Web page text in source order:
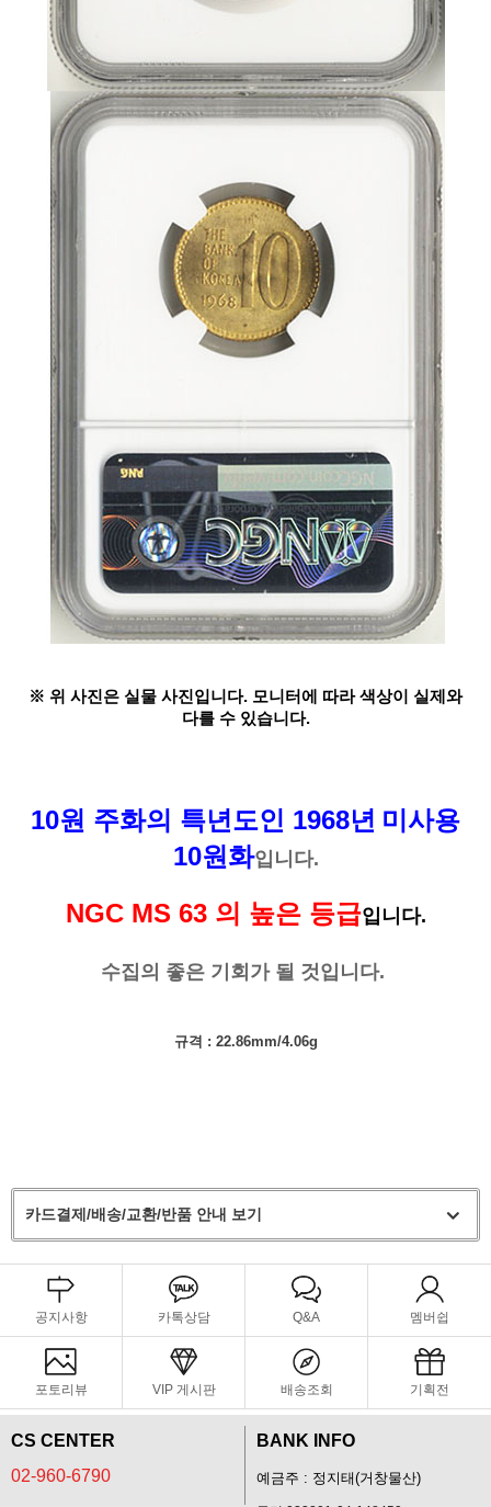
※ 위 사진은 실물 사진입니다. 모니터에 따라 색상이 실제와
다를 수 있습니다.
10원 주화의 특년도인 1968년 미사용
10원화입니다.
NGC MS 63 의 높은 등급입니다.
수집의 좋은 기회가 될 것입니다.
규격 : 22.86mm/4.06g
카드결제/배송/교환/반품 안내 보기
공지사항 카톡상담 Q&A 멤버쉽
포토리뷰 VIP 게시판 배송조회 기획전
CS CENTER
02-960-6790
BANK INFO
예금주 : 정지태(거창물산)